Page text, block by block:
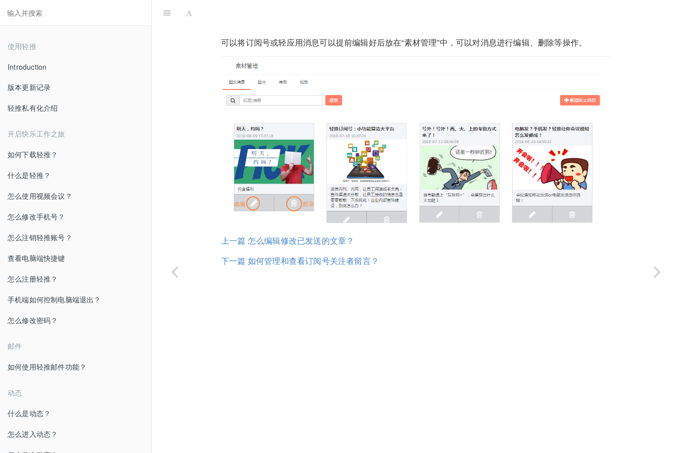
使用轻推
Introduction
版本更新记录
轻推私有化介绍
开启快乐工作之旅
如何下载轻推？
什么是轻推？
怎么使用视频会议？
怎么修改手机号？
怎么注销轻推账号？
查看电脑端快捷键
怎么注册轻推？
手机端如何控制电脑端退出？
怎么修改密码？
邮件
如何使用轻推邮件功能？
动态
什么是动态？
怎么进入动态？
可以将订阅号或轻应用消息可以提前编辑好后放在“素材管理”中，可以对消息进行编辑、删除等操作。
上一篇 怎么编辑修改已发送的文章？
下一篇 如何管理和查看订阅号关注者留言？